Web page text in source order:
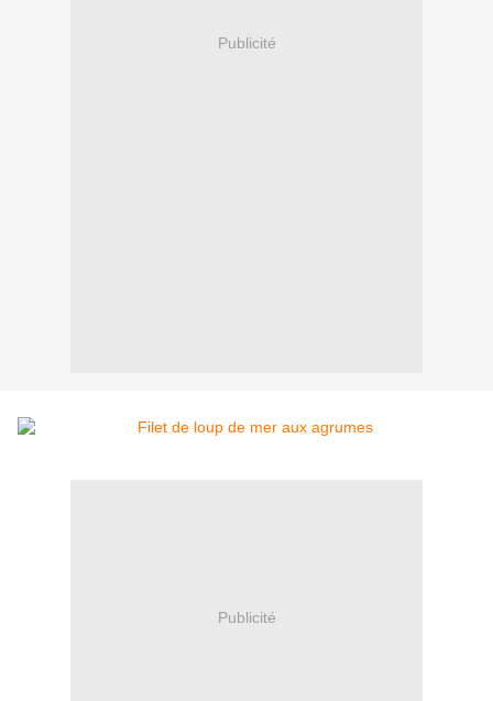
Publicité
Publicité